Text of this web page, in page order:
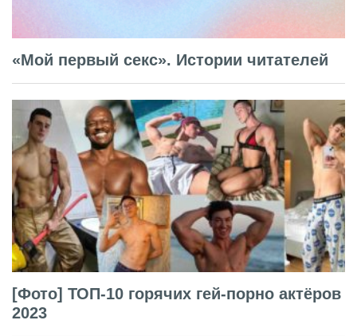
«Мой первый секс». Истории читателей
[Фото] ТОП-10 горячих гей-порно актёров
2023